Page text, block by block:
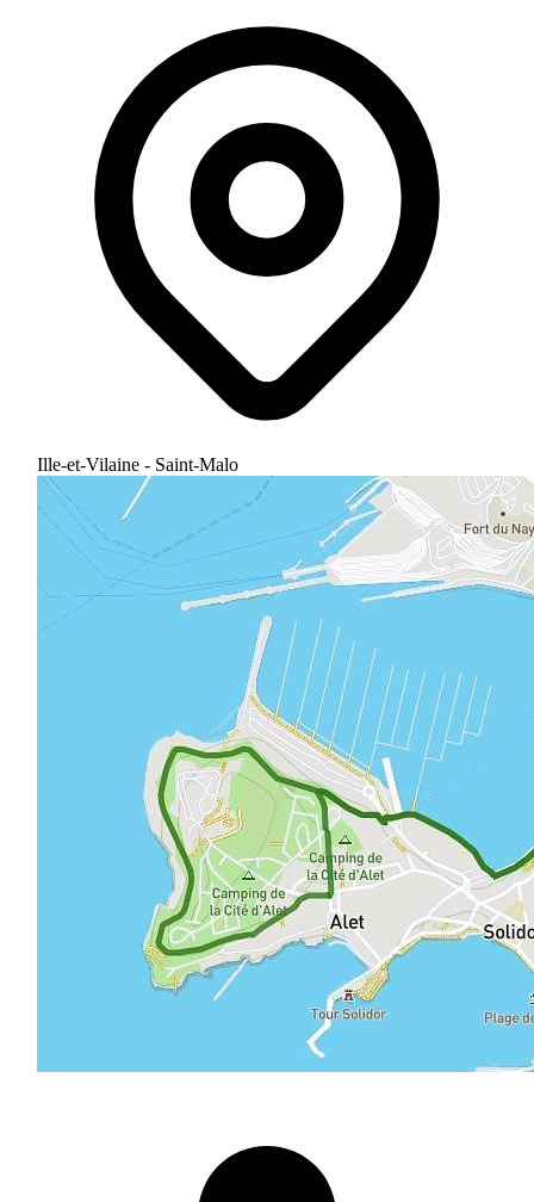
Ille-et-Vilaine - Saint-Malo